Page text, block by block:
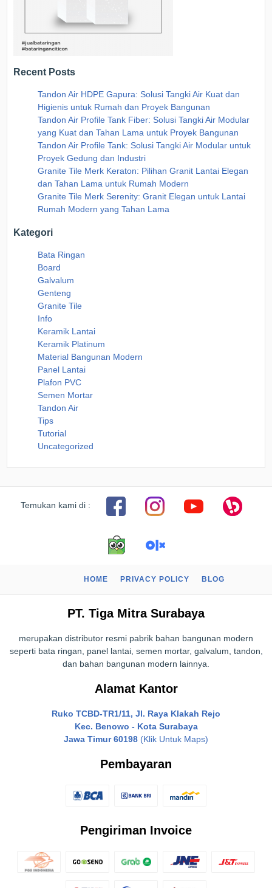
Recent Posts
Tandon Air HDPE Gapura: Solusi Tangki Air Kuat dan
Higienis untuk Rumah dan Proyek Bangunan
Tandon Air Profile Tank Fiber: Solusi Tangki Air Modular
yang Kuat dan Tahan Lama untuk Proyek Bangunan
Tandon Air Profile Tank: Solusi Tangki Air Modular untuk
Proyek Gedung dan Industri
Granite Tile Merk Keraton: Pilihan Granit Lantai Elegan
dan Tahan Lama untuk Rumah Modern
Granite Tile Merk Serenity: Granit Elegan untuk Lantai
Rumah Modern yang Tahan Lama
Kategori
Bata Ringan
Board
Galvalum
Genteng
Granite Tile
Info
Keramik Lantai
Keramik Platinum
Material Bangunan Modern
Panel Lantai
Plafon PVC
Semen Mortar
Tandon Air
Tips
Tutorial
Uncategorized
Temukan kami di :
HOME PRIVACY POLICY BLOG
PT. Tiga Mitra Surabaya
merupakan distributor resmi pabrik bahan bangunan modern
seperti bata ringan, panel lantai, semen mortar, galvalum, tandon,
dan bahan bangunan modern lainnya.
Alamat Kantor
Ruko TCBD-TR1/11, Jl. Raya Klakah Rejo
Kec. Benowo - Kota Surabaya
Jawa Timur 60198 (Klik Untuk Maps)
Pembayaran
Pengiriman Invoice